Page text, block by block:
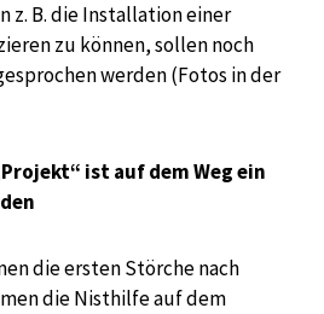
z. B. die Installation einer
zu können, sollen noch
werden (Fotos in der
ist auf dem Weg ein
die ersten Störche nach
die Nisthilfe auf dem